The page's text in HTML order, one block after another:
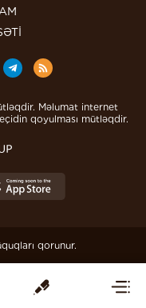
Məlumat internet
qoyulması mütləqdir.
qorunur.